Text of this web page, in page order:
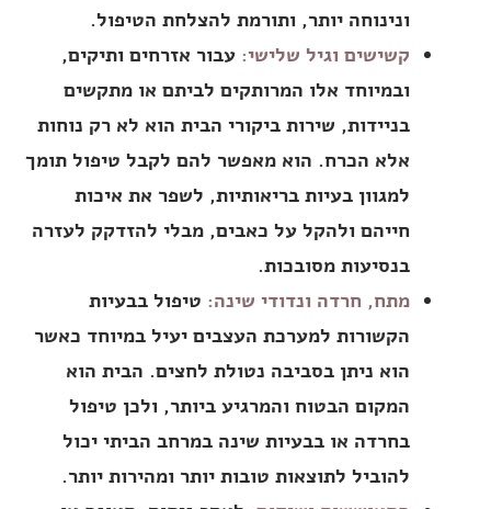
ונינוחה יותר, ותורמת להצלחת הטיפול.
קשישים וגיל שלישי:עבור אזרחים ותיקים,
ובמיוחד אלו המרותקים לביתם או מתקשים
בניידות, שירות ביקורי הבית הוא לא רק נוחות
אלא הכרח. הוא מאפשר להם לקבל טיפול תומך
למגוון בעיות בריאותיות, לשפר את איכות
חייהם ולהקל על כאבים, מבלי להזדקק לעזרה
בנסיעות מסובכות.
מתח, חרדה ונדודי שינה:טיפול בבעיות
הקשורות למערכת העצבים יעיל במיוחד כאשר
הוא ניתן בסביבה נטולת לחצים. הבית הוא
המקום הבטוח והמרגיע ביותר, ולכן טיפול
בחרדה או בבעיות שינה במרחב הביתי יכול
להוביל לתוצאות טובות יותר ומהירות יותר.